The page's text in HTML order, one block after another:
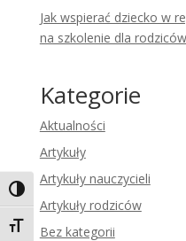
Toggle High Contrast
Toggle Font size
Jak wspierać dziecko w
na szkolenie dla rodziców
Kategorie
Aktualności
Artykuły
Artykuły nauczycieli
Artykuły rodziców
Bez kategorii